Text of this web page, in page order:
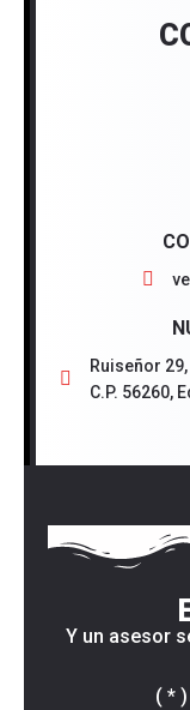
Ruiseñor
C.P. 56260,
Y un asesor
( *